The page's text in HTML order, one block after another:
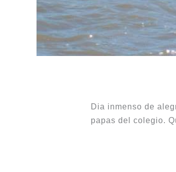
Dia inmenso de
papas del colegio.